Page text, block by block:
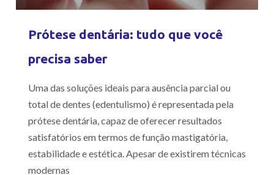
Prótese dentária: tudo que você
precisa saber
Uma das soluções ideais para ausência parcial ou
total de dentes (edentulismo) é representada pela
prótese dentária, capaz de oferecer resultados
satisfatórios em termos de função mastigatória,
estabilidade e estética. Apesar de existirem técnicas
modernas